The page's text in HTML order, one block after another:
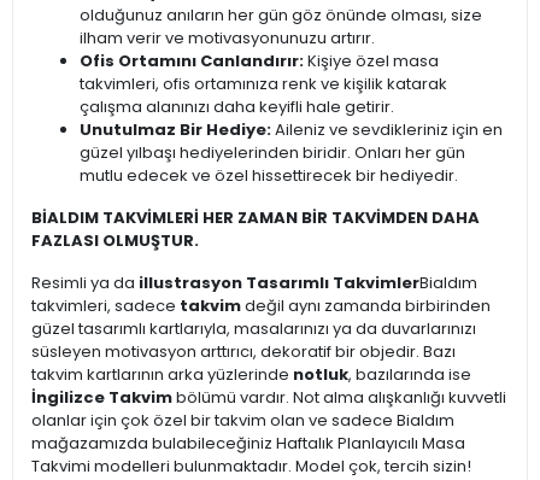
olduğunuz anıların her gün göz önünde olması, size
ilham verir ve motivasyonunuzu artırır.
Ofis Ortamını Canlandırır:Kişiye özel masa
takvimleri, ofis ortamınıza renk ve kişilik katarak
çalışma alanınızı daha keyifli hale getirir.
Unutulmaz Bir Hediye:Aileniz ve sevdikleriniz için en
güzel yılbaşı hediyelerinden biridir. Onları her gün
mutlu edecek ve özel hissettirecek bir hediyedir.
BİALDIM TAKVİMLERİ HER ZAMAN BİR TAKVİMDEN DAHA
FAZLASI OLMUŞTUR.
Resimli ya da illustrasyon Tasarımlı TakvimlerBialdım
takvimleri, sadece takvimdeğil aynı zamanda birbirinden
güzel tasarımlı kartlarıyla, masalarınızı ya da duvarlarınızı
süsleyen motivasyon arttırıcı, dekoratif bir objedir. Bazı
takvim kartlarının arka yüzlerinde notluk, bazılarında ise
İngilizce Takvimbölümü vardır. Not alma alışkanlığı kuvvetli
olanlar için çok özel bir takvim olan ve sadece Bialdım
mağazamızda bulabileceğiniz Haftalık Planlayıcılı Masa
Takvimi modelleri bulunmaktadır. Model çok, tercih sizin!